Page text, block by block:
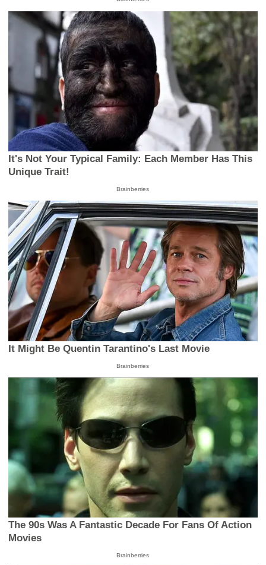
It's Not Your Typical Family: Each Member Has This
Unique Trait!
Brainberries
It Might Be Quentin Tarantino's Last Movie
Brainberries
The 90s Was A Fantastic Decade For Fans Of Action
Movies
Brainberries